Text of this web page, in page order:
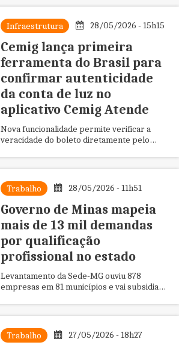
Infraestrutura 28/05/2026 - 15h15
Cemig lança primeira
ferramenta do Brasil para
confirmar autenticidade
da conta de luz no
aplicativo Cemig Atende
Nova funcionalidade permite verificar a
veracidade do boleto diretamente pelo
Trabalho 28/05/2026 - 11h51
Governo de Minas mapeia
mais de 13 mil demandas
por qualificação
profissional no estado
Levantamento da Sede-MG ouviu 878
empresas em 81 municípios e vai subsidiar
Trabalho 27/05/2026 - 18h27